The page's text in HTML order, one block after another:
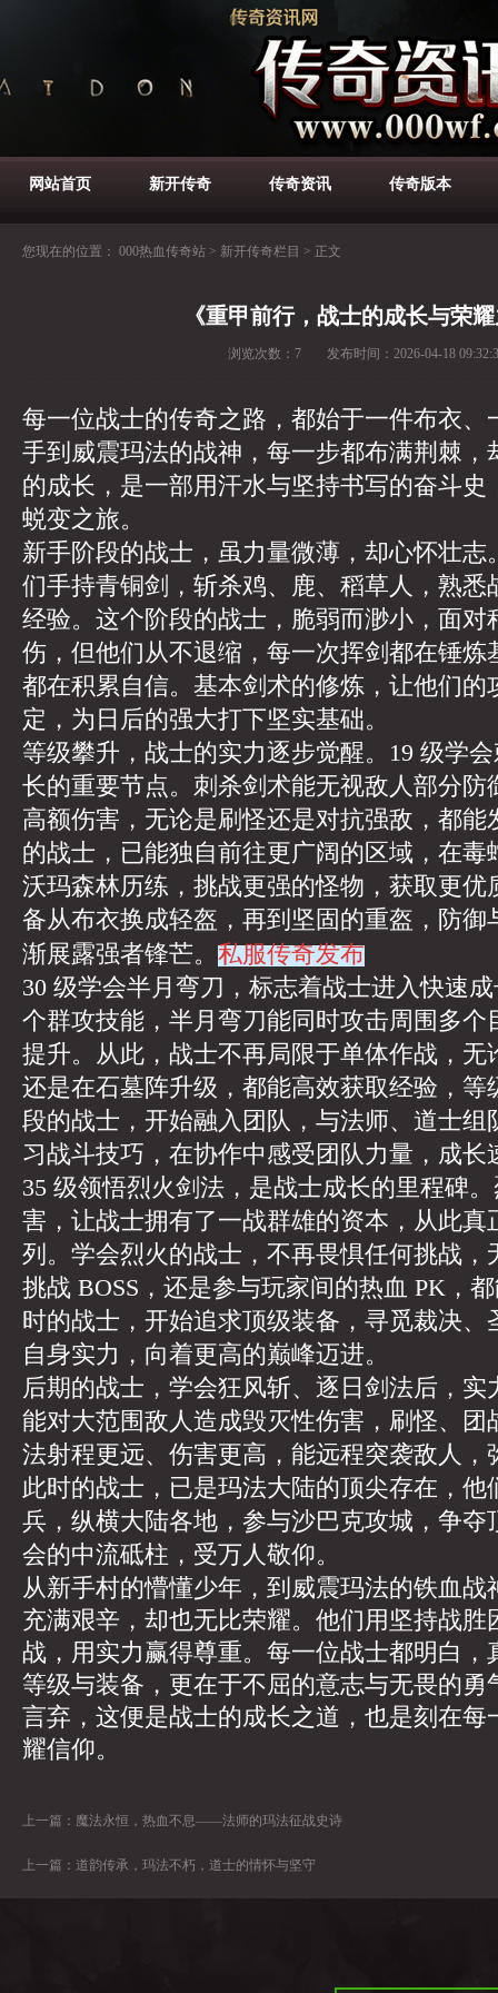
网站首页 新开传奇 传奇资讯 传奇版本
您现在的位置： 000热血传奇站 > 新开传奇栏目 > 正文
《重甲前行，战士的成长与荣
浏览次数： 7 发布时间： 2026-04-18
每一位战士的传奇之路，都始于一件布衣、
手到威震玛法的战神，每一步都布满荆棘，
的成长，是一部用汗水与坚持书写的奋斗史
蜕变之旅。
新手阶段的战士，虽力量微薄，却心怀壮志
们手持青铜剑，斩杀鸡、鹿、稻草人，熟悉
经验。这个阶段的战士，脆弱而渺小，面对
伤，但他们从不退缩，每一次挥剑都在锤炼
都在积累自信。基本剑术的修炼，让他们的
定，为日后的强大打下坚实基础。
等级攀升，战士的实力逐步觉醒。19 级学
长的重要节点。刺杀剑术能无视敌人部分防
高额伤害，无论是刷怪还是对抗强敌，都能
的战士，已能独自前往更广阔的区域，在毒
沃玛森林历练，挑战更强的怪物，获取更优
备从布衣换成轻盔，再到坚固的重盔，防御
渐展露强者锋芒。 私服传奇发布
30 级学会半月弯刀，标志着战士进入快速
个群攻技能，半月弯刀能同时攻击周围多个
提升。从此，战士不再局限于单体作战，无
还是在石墓阵升级，都能高效获取经验，等
段的战士，开始融入团队，与法师、道士组
习战斗技巧，在协作中感受团队力量，成长
35 级领悟烈火剑法，是战士成长的里程碑
害，让战士拥有了一战群雄的资本，从此真
列。学会烈火的战士，不再畏惧任何挑战，
挑战 BOSS，还是参与玩家间的热血 PK，
时的战士，开始追求顶级装备，寻觅裁决、
自身实力，向着更高的巅峰迈进。
后期的战士，学会狂风斩、逐日剑法后，实
能对大范围敌人造成毁灭性伤害，刷怪、团
法射程更远、伤害更高，能远程突袭敌人，
此时的战士，已是玛法大陆的顶尖存在，他
兵，纵横大陆各地，参与沙巴克攻城，争夺
会的中流砥柱，受万人敬仰。
从新手村的懵懂少年，到威震玛法的铁血战
充满艰辛，却也无比荣耀。他们用坚持战胜
战，用实力赢得尊重。每一位战士都明白，
等级与装备，更在于不屈的意志与无畏的勇
言弃，这便是战士的成长之道，也是刻在每
耀信仰。
上一篇： 魔法永恒，热血不息——法师的玛法征战史诗
上一篇： 道韵传承，玛法不朽，道士的情怀与坚守